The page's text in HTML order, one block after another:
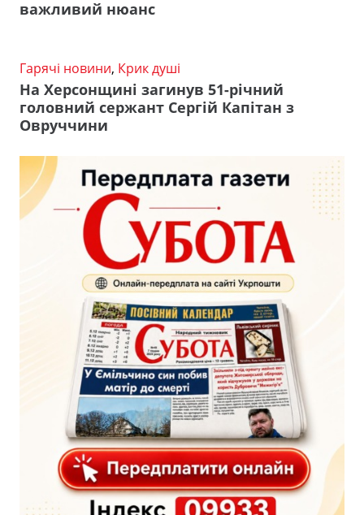
важливий нюанс
Гарячі новини, Крик душі
На Херсонщині загинув 51-річний
головний сержант Сергій Капітан з
Овруччини